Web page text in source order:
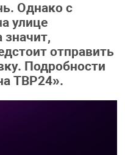
Однако с
улице
значит,
отправить
Подробности
ТВР24».